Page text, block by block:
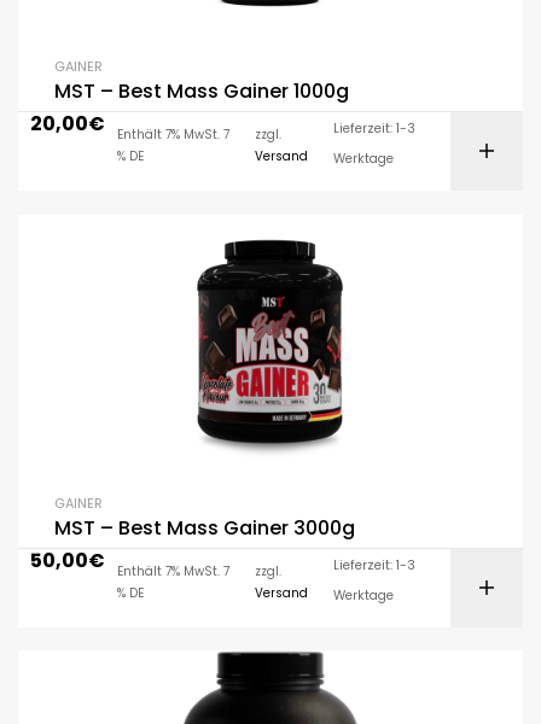
GAINER
MST – Best Mass Gainer 1000g
20,00€
Enthält 7% MwSt. 7
% DE
zzgl.
Versand
Lieferzeit: 1-3
Werktage
GAINER
MST – Best Mass Gainer 3000g
50,00€
Enthält 7% MwSt. 7
% DE
zzgl.
Versand
Lieferzeit: 1-3
Werktage